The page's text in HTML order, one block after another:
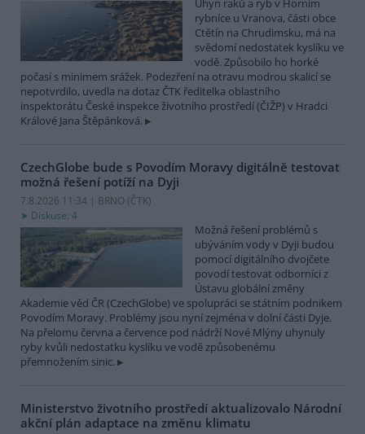
Úhyn raků a ryb v Horním
rybníce u Vranova, části obce
Ctětín na Chrudimsku, má na
svědomí nedostatek kyslíku ve
vodě. Způsobilo ho horké
počasí s minimem srážek. Podezření na otravu modrou skalicí se
nepotvrdilo, uvedla na dotaz ČTK ředitelka oblastního
inspektorátu České inspekce životního prostředí (ČIŽP) v Hradci
Králové Jana Štěpánková.
CzechGlobe bude s Povodím Moravy digitálně testovat
možná řešení potíží na Dyji
7.8.2026 11:34 | BRNO (ČTK)
Diskuse: 4
Možná řešení problémů s
ubýváním vody v Dyji budou
pomocí digitálního dvojčete
povodí testovat odborníci z
Ústavu globální změny
Akademie věd ČR (CzechGlobe) ve spolupráci se státním podnikem
Povodím Moravy. Problémy jsou nyní zejména v dolní části Dyje.
Na přelomu června a července pod nádrží Nové Mlýny uhynuly
ryby kvůli nedostatku kyslíku ve vodě způsobenému
přemnožením sinic.
Ministerstvo životního prostředí aktualizovalo Národní
akční plán adaptace na změnu klimatu